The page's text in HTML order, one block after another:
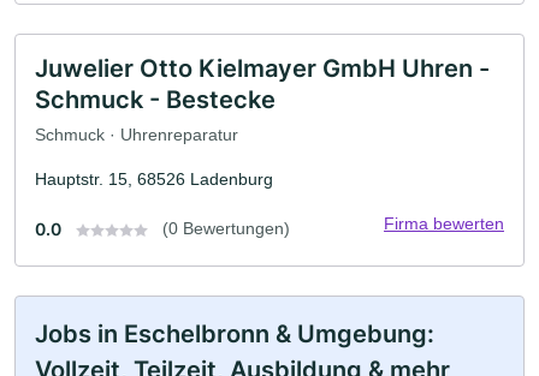
Juwelier Otto Kielmayer GmbH Uhren -
Schmuck - Bestecke
Schmuck · Uhrenreparatur
Hauptstr. 15, 68526 Ladenburg
0.0 (0 Bewertungen) Firma bewerten
Jobs in Eschelbronn & Umgebung: